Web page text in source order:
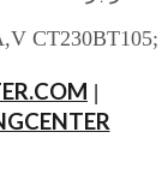
;TA,V CT230BT105
|